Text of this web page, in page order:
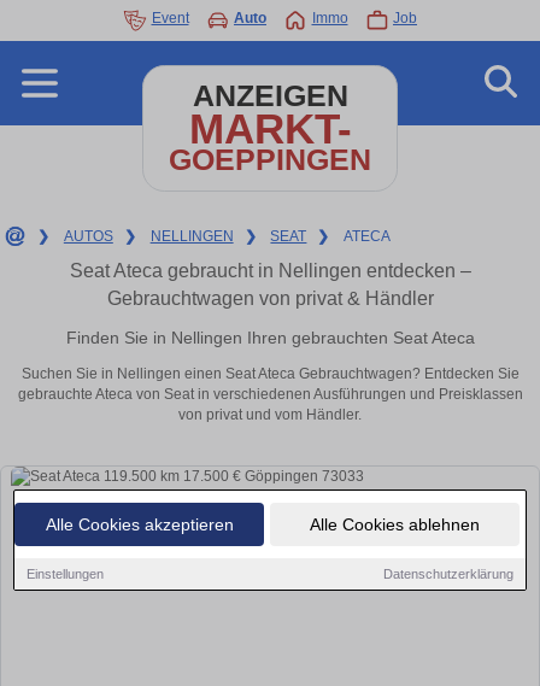
Alle Cookies akzeptieren Alle Cookies ablehnen
Einstellungen Datenschutzerklärung
Event Auto Immo Job
ANZEIGEN
MARKT-
GOEPPINGEN
❯ AUTOS ❯ NELLINGEN ❯ SEAT ❯ ATECA
Seat Ateca gebraucht in Nellingen entdecken –
Gebrauchtwagen von privat & Händler
Finden Sie in Nellingen Ihren gebrauchten Seat Ateca
Suchen Sie in Nellingen einen Seat Ateca Gebrauchtwagen? Entdecken Sie
gebrauchte Ateca von Seat in verschiedenen Ausführungen und Preisklassen
von privat und vom Händler.